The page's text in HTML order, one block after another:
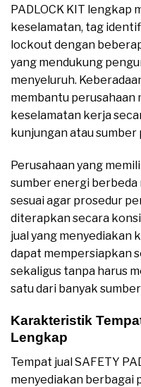
PADLOCK KIT lengkap
keselamatan, tag
lockout dengan
yang mendukung
menyeluruh.
membantu perusahaan
keselamatan kerja
kunjungan atau sumber
Perusahaan yang
sumber energi
sesuai agar prosedur
diterapkan secara
jual yang menyediakan
dapat mempersiapkan
sekaligus tanpa harus
satu dari banyak
Karakteristik
Lengkap
Tempat jual SAFETY
menyediakan berbagai